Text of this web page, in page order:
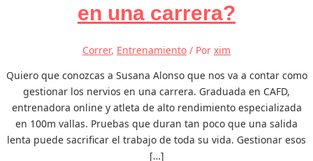
en una carrera?
Correr, Entrenamiento / Por xim
Quiero que conozcas a Susana Alonso que nos va a contar como
gestionar los nervios en una carrera. Graduada en CAFD,
entrenadora online y atleta de alto rendimiento especializada
en 100m vallas. Pruebas que duran tan poco que una salida
lenta puede sacrificar el trabajo de toda su vida. Gestionar esos
[…]